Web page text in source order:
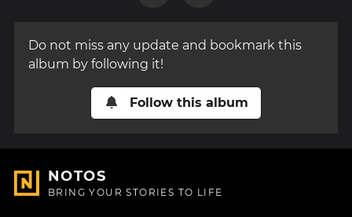
Do not miss any update and bookmark this
album by following it!
Follow this album
NOTOS
BRING YOUR STORIES TO LIFE